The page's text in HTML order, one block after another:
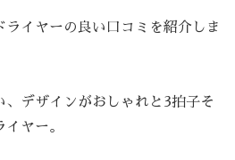
イヤーの良い口コミを紹介しま
デザインがおしゃれと3拍子そ
ヤー。